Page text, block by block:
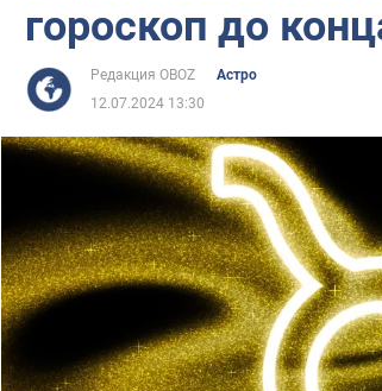
Жизнь
Лайфхаки
гороскоп до
Редакция OBOZ
Астро
12.07.2024 13:30